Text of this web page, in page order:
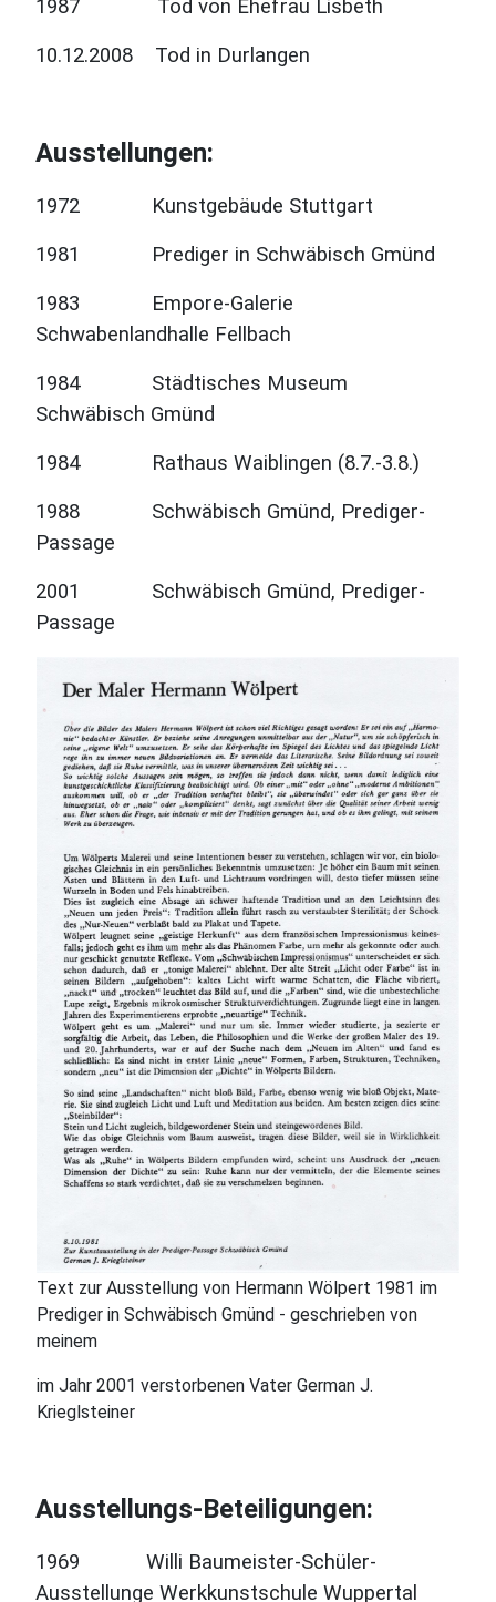
1987 Tod von Ehefrau Lisbeth
10.12.2008 Tod in Durlangen
Ausstellungen:
1972 Kunstgebäude Stuttgart
1981 Prediger in Schwäbisch Gmünd
1983 Empore-Galerie
Schwabenlandhalle Fellbach
1984 Städtisches Museum
Schwäbisch Gmünd
1984 Rathaus Waiblingen (8.7.-3.8.)
1988 Schwäbisch Gmünd, Prediger-
Passage
2001 Schwäbisch Gmünd, Prediger-
Passage
Text zur Ausstellung von Hermann Wölpert 1981 im
Prediger in Schwäbisch Gmünd - geschrieben von
meinem
im Jahr 2001 verstorbenen Vater German J.
Krieglsteiner
Ausstellungs-Beteiligungen:
1969 Willi Baumeister-Schüler-
Ausstellunge Werkkunstschule Wuppertal